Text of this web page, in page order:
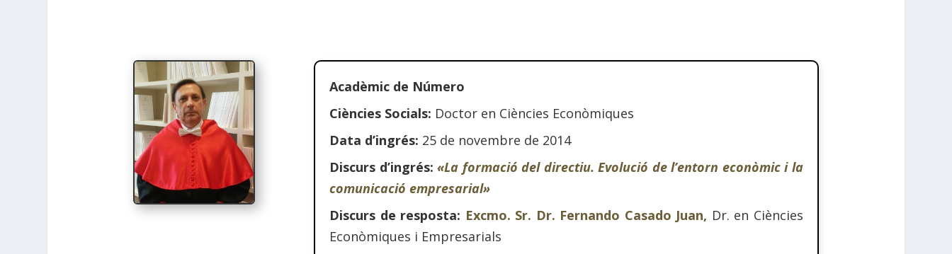
Acadèmic de Número
Ciències Socials: Doctor en Ciències Econòmiques
Data d’ingrés: 25 de novembre de 2014
Discurs d’ingrés:«La formació del directiu. Evolució de l’entorn econòmic i la
comunicació empresarial»
Discurs de resposta: Excmo. Sr. Dr. Fernando Casado Juan, Dr. en Ciències
Econòmiques i Empresarials